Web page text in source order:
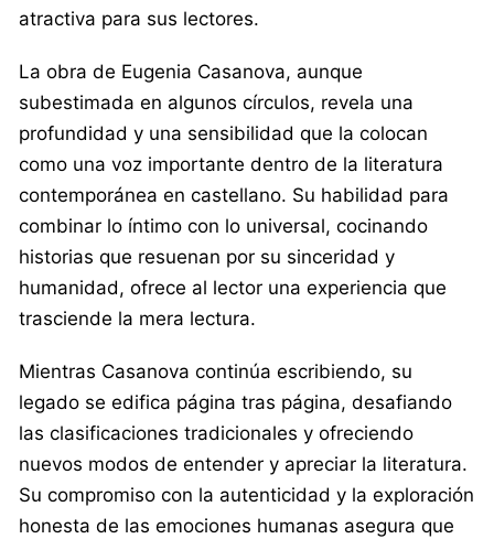
atractiva para sus lectores.
La obra de Eugenia Casanova, aunque
subestimada en algunos círculos, revela una
profundidad y una sensibilidad que la colocan
como una voz importante dentro de la literatura
contemporánea en castellano. Su habilidad para
combinar lo íntimo con lo universal, cocinando
historias que resuenan por su sinceridad y
humanidad, ofrece al lector una experiencia que
trasciende la mera lectura.
Mientras Casanova continúa escribiendo, su
legado se edifica página tras página, desafiando
las clasificaciones tradicionales y ofreciendo
nuevos modos de entender y apreciar la literatura.
Su compromiso con la autenticidad y la exploración
honesta de las emociones humanas asegura que